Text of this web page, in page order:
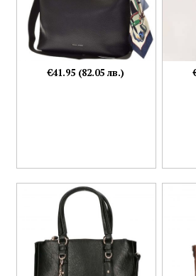
€41.95 (82.05 лв.)